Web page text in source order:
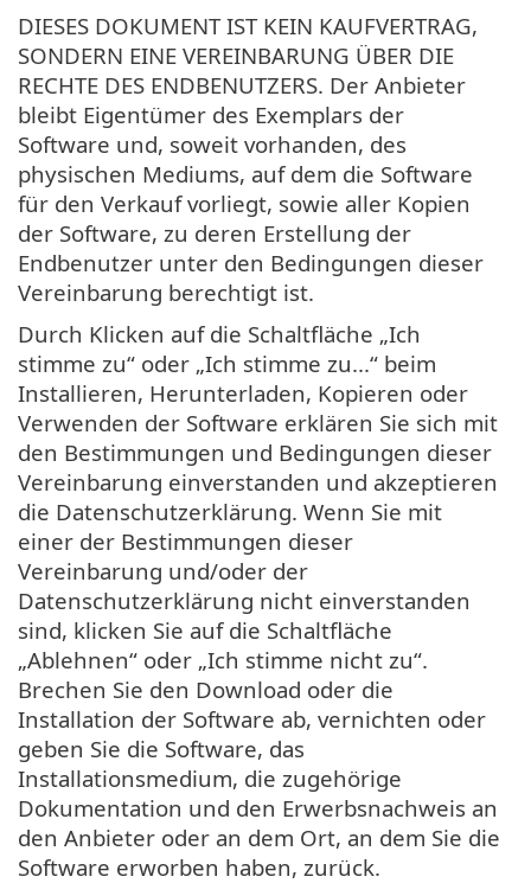
DIESES DOKUMENT IST KEIN KAUFVERTRAG,
SONDERN EINE VEREINBARUNG ÜBER DIE
RECHTE DES ENDBENUTZERS. Der Anbieter
bleibt Eigentümer des Exemplars der
Software und, soweit vorhanden, des
physischen Mediums, auf dem die Software
für den Verkauf vorliegt, sowie aller Kopien
der Software, zu deren Erstellung der
Endbenutzer unter den Bedingungen dieser
Vereinbarung berechtigt ist.
Durch Klicken auf die Schaltfläche „Ich
stimme zu“ oder „Ich stimme zu...“ beim
Installieren, Herunterladen, Kopieren oder
Verwenden der Software erklären Sie sich mit
den Bestimmungen und Bedingungen dieser
Vereinbarung einverstanden und akzeptieren
die Datenschutzerklärung. Wenn Sie mit
einer der Bestimmungen dieser
Vereinbarung und/oder der
Datenschutzerklärung nicht einverstanden
sind, klicken Sie auf die Schaltfläche
„Ablehnen“ oder „Ich stimme nicht zu“.
Brechen Sie den Download oder die
Installation der Software ab, vernichten oder
geben Sie die Software, das
Installationsmedium, die zugehörige
Dokumentation und den Erwerbsnachweis an
den Anbieter oder an dem Ort, an dem Sie die
Software erworben haben, zurück.